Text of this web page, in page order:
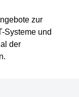
zur
Systeme und
der